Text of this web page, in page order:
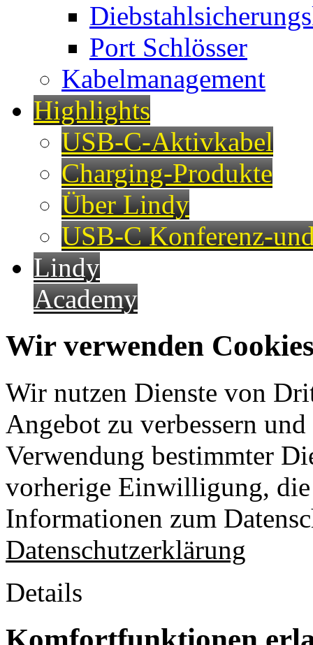
Port Schlösser
Kabelmanagement
Highlights
USB-C-Aktivkabel
Charging-Produkte
Über Lindy
USB-C Konferenz-
Lindy
Academy
Wir verwenden
Wir nutzen Dienste von
Angebot zu verbessern
Verwendung bestimmter
vorherige Einwilligung,
Informationen zum
Datenschutzerklärung
Details